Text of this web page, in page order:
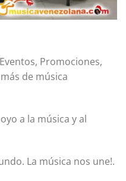
Promociones,
de música
a la música y al
La música nos une!.